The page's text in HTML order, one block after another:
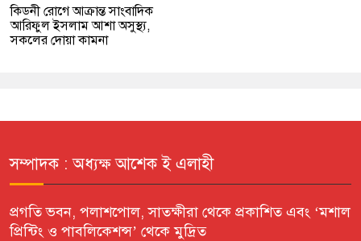
কিডনী রোগে আক্রান্ত সাংবাদিক
আরিফুল ইসলাম আশা অসুস্থ্য,
সকলের দোয়া কামনা
সম্পাদক : অধ্যক্ষ আশেক ই এলাহী
প্রগতি ভবন, পলাশপোল, সাতক্ষীরা থেকে প্রকাশিত এবং ‘মশাল
প্রিন্টিং ও পাবলিকেশন্স’ থেকে মুদ্রিত